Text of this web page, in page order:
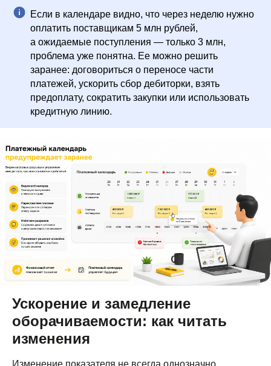
Если в календаре видно, что через неделю нужно
оплатить поставщикам 5 млн рублей,
а ожидаемые поступления — только 3 млн,
проблема уже понятна. Ее можно решить
заранее: договориться о переносе части
платежей, ускорить сбор дебиторки, взять
предоплату, сократить закупки или использовать
кредитную линию.
Ускорение и замедление
оборачиваемости: как читать
изменения
Изменение показателя не всегда однозначно.